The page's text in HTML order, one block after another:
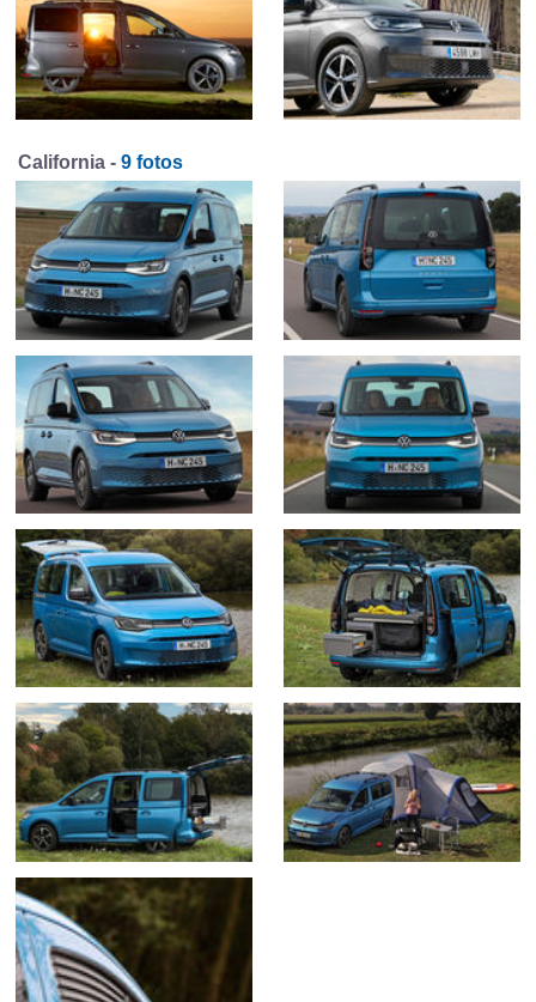
California - 9 fotos